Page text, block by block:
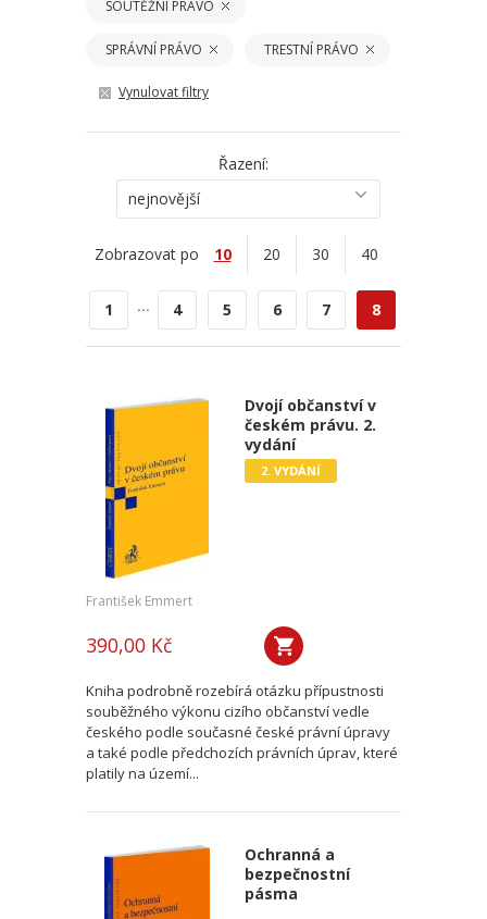
SOUTĚŽNÍ PRÁVO
SPRÁVNÍ PRÁVO TRESTNÍ PRÁVO
Vynulovat filtry
Řazení:
nejnovější
Zobrazovat po 10 20 30 40
1 ... 4 5 6 7 8
Dvojí občanství v
českém právu. 2.
vydání
2. VYDÁNÍ
František Emmert
390,00 Kč
Kniha podrobně rozebírá otázku přípustnosti
souběžného výkonu cizího občanství vedle
českého podle současné české právní úpravy
a také podle předchozích právních úprav, které
platily na území...
Ochranná a
bezpečnostní
pásma